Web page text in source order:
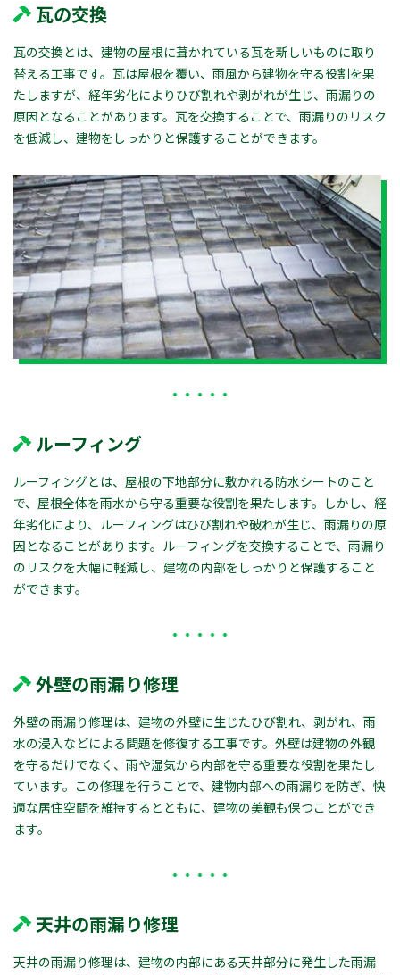
瓦の交換
瓦の交換とは、建物の屋根に葺かれている瓦を新しいものに取り
替える工事です。瓦は屋根を覆い、雨風から建物を守る役割を果
たしますが、経年劣化によりひび割れや剥がれが生じ、雨漏りの
原因となることがあります。瓦を交換することで、雨漏りのリスク
を低減し、建物をしっかりと保護することができます。
ルーフィング
ルーフィングとは、屋根の下地部分に敷かれる防水シートのこと
で、屋根全体を雨水から守る重要な役割を果たします。しかし、経
年劣化により、ルーフィングはひび割れや破れが生じ、雨漏りの原
因となることがあります。ルーフィングを交換することで、雨漏り
のリスクを大幅に軽減し、建物の内部をしっかりと保護すること
ができます。
外壁の雨漏り修理
外壁の雨漏り修理は、建物の外壁に生じたひび割れ、剥がれ、雨
水の浸入などによる問題を修復する工事です。外壁は建物の外観
を守るだけでなく、雨や湿気から内部を守る重要な役割を果たし
ています。この修理を行うことで、建物内部への雨漏りを防ぎ、快
適な居住空間を維持するとともに、建物の美観も保つことができ
ます。
天井の雨漏り修理
天井の雨漏り修理は、建物の内部にある天井部分に発生した雨漏